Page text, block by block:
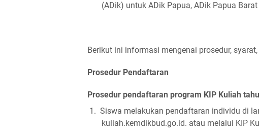
(ADik) untuk ADik Papua, ADik Papua
Berikut ini informasi mengenai prosedur,
Prosedur Pendaftaran
Prosedur pendaftaran program KIP Kuliah
1. Siswa melakukan pendaftaran individu di
kuliah.kemdikbud.go.id. atau melalui KIP